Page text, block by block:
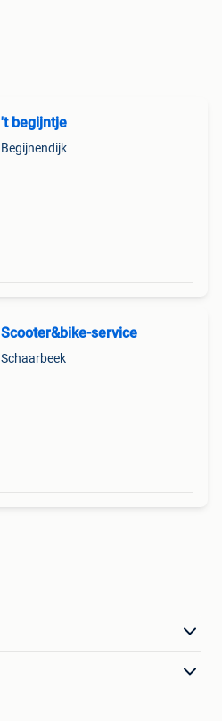
't begijntje
Begijnendijk
Scooter&bike-service
Schaarbeek